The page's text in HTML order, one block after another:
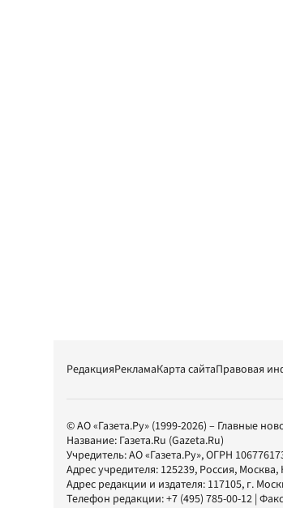
РедакцияРекламаКарта сайтаПравовая
© АО «Газета.Ру» (1999-2026) – Главные
Название: Газета.Ru (Gazeta.Ru)
Учредитель:АО «Газета.Ру», ОГРН
Адрес учредителя: 125239, Россия,
Адрес редакции и издателя: 117105, г.
Телефон редакции:+7 (495) 785-00-12 |